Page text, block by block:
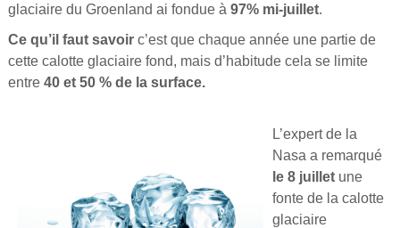
glaciaire du Groenland ai fondue à 97% mi-juillet.
Ce qu’il faut savoirc’est que chaque année une partie de
cette calotte glaciaire fond, mais d’habitude cela se limite
entre 40 et 50 % de la surface.
L’expert de la
Nasa a remarqué
le 8 juillet une
fonte de la calotte
glaciaire